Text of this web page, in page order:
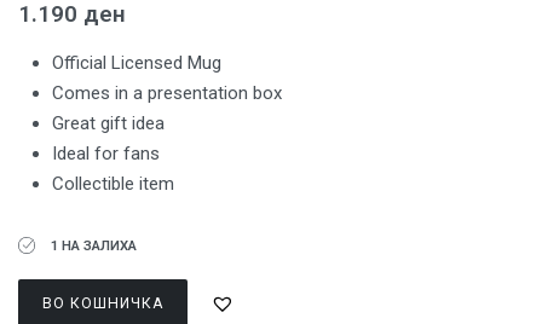
1.190 ден
Official Licensed Mug
Comes in a presentation box
Great gift idea
Ideal for fans
Collectible item
1 НА ЗАЛИХА
ВО КОШНИЧКА